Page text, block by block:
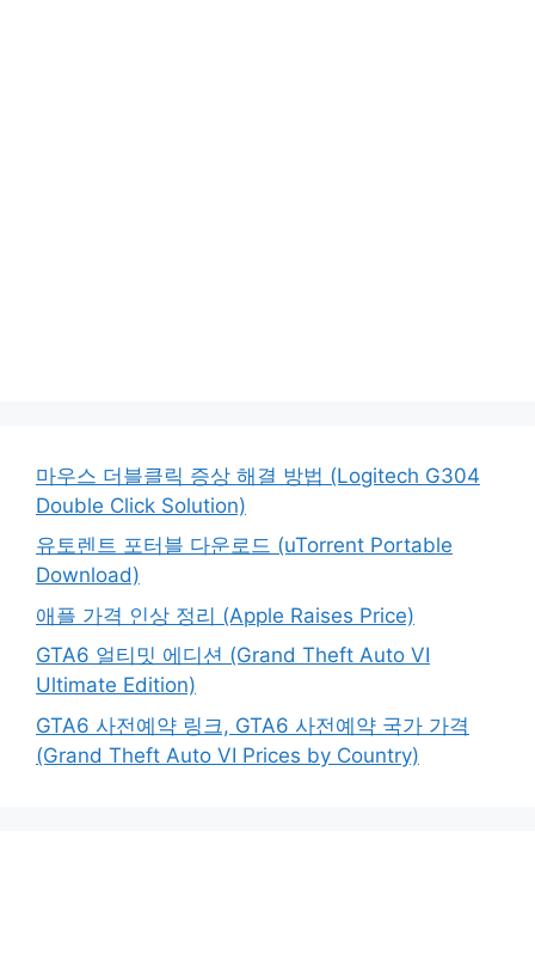
마우스 더블클릭 증상 해결 방법 (Logitech G304
Double Click Solution)
유토렌트 포터블 다운로드 (uTorrent Portable
Download)
애플 가격 인상 정리 (Apple Raises Price)
GTA6 얼티밋 에디션 (Grand Theft Auto VI
Ultimate Edition)
GTA6 사전예약 링크, GTA6 사전예약 국가 가격
(Grand Theft Auto VI Prices by Country)